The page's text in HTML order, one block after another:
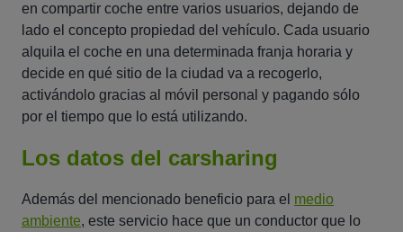
en compartir coche entre varios usuarios, dejando de
lado el concepto propiedad del vehículo. Cada usuario
alquila el coche en una determinada franja horaria y
decide en qué sitio de la ciudad va a recogerlo,
activándolo gracias al móvil personal y pagando sólo
por el tiempo que lo está utilizando.
Los datos del carsharing
Además del mencionado beneficio para el medio
ambiente, este servicio hace que un conductor que lo